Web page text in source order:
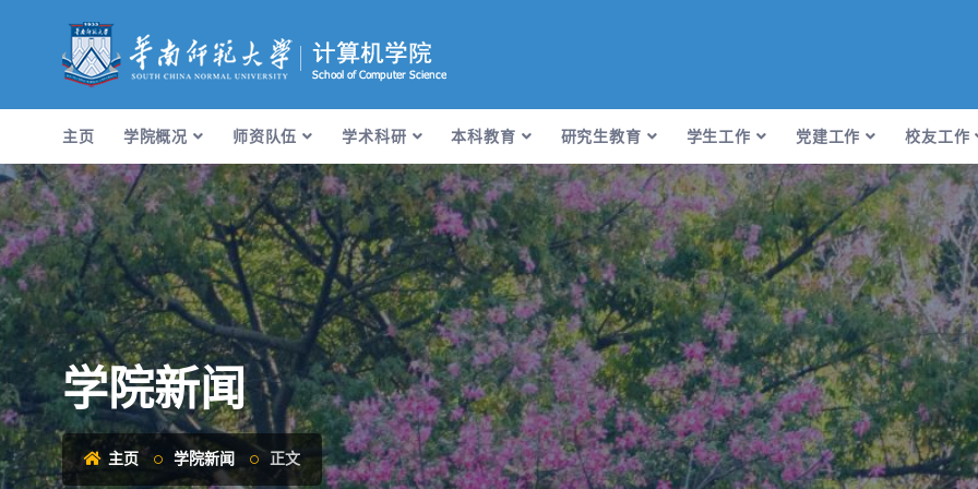
主页 学院概况 师资队伍 学术科研 本科教育 研究生教育 学生工作 党建工作 校友工作
学院新闻
主页 学院新闻 正文